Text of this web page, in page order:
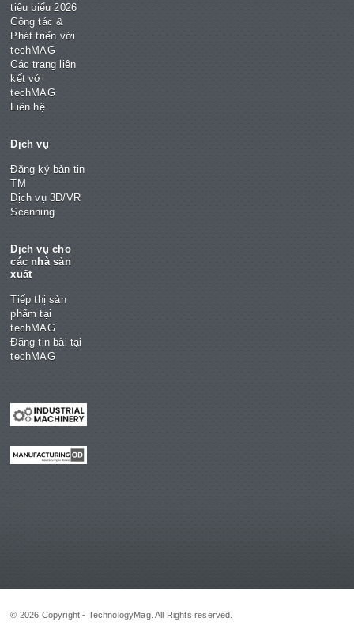
tiêu biểu 2026
Cộng tác &
Phát triển với
techMAG
Các trang liên
kết với
techMAG
Liên hệ
Dịch vụ
Đăng ký bản tin
TM
Dịch vụ 3D/VR
Scanning
Dịch vụ cho
các nhà sản
xuất
Tiếp thị sản
phẩm tại
techMAG
Đăng tin bài tại
techMAG
© 2026 Copyright - TechnologyMag. All Rights reserved.